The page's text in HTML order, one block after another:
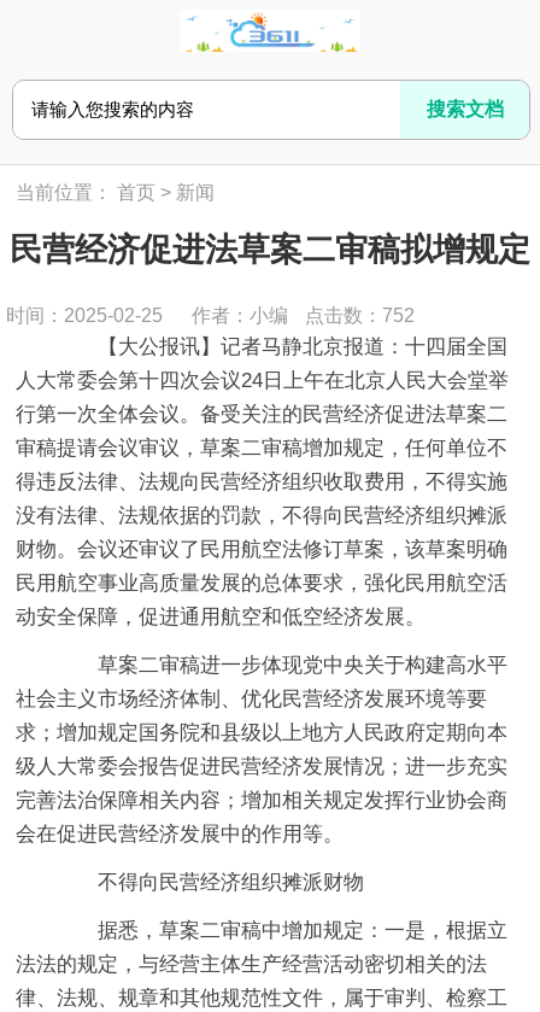
当前位置：首页 > 新闻
民营经济促进法草案二审稿拟增规定
时间：2025-02-25 作者：小编 点击数： 752
【大公报讯】记者马静北京报道：十四届全国
人大常委会第十四次会议24日上午在北京人民大会堂举
行第一次全体会议。备受关注的民营经济促进法草案二
审稿提请会议审议，草案二审稿增加规定，任何单位不
得违反法律、法规向民营经济组织收取费用，不得实施
没有法律、法规依据的罚款，不得向民营经济组织摊派
财物。会议还审议了民用航空法修订草案，该草案明确
民用航空事业高质量发展的总体要求，强化民用航空活
动安全保障，促进通用航空和低空经济发展。
草案二审稿进一步体现党中央关于构建高水平
社会主义市场经济体制、优化民营经济发展环境等要
求；增加规定国务院和县级以上地方人民政府定期向本
级人大常委会报告促进民营经济发展情况；进一步充实
完善法治保障相关内容；增加相关规定发挥行业协会商
会在促进民营经济发展中的作用等。
不得向民营经济组织摊派财物
据悉，草案二审稿中增加规定：一是，根据立
法法的规定，与经营主体生产经营活动密切相关的法
律、法规、规章和其他规范性文件，属于审判、检察工